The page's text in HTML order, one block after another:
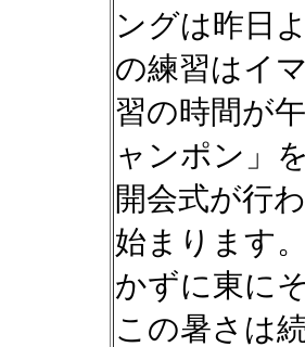
ングは昨日
の練習はイ
習の時間が
ャンポン」
開会式が行
始まります
かずに東に
この暑さは